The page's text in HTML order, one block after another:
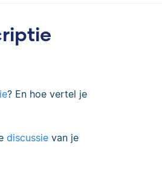
? En hoe vertel je
discussie van je